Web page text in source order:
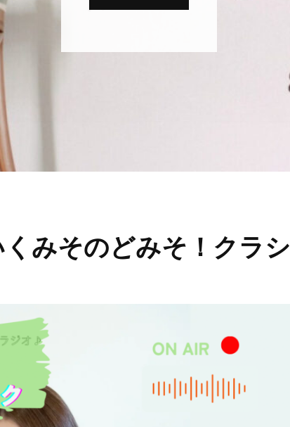
みそのどみそ！クラシ